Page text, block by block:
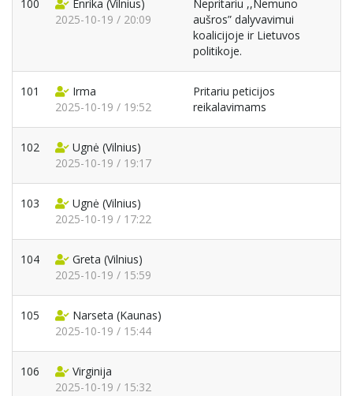
100 Enrika (Vilnius)
2025-10-19 / 20:09
Nepritariu ,,Nemuno
aušros” dalyvavimui
koalicijoje ir Lietuvos
politikoje.
101
Irma
2025-10-19 / 19:52
Pritariu peticijos
reikalavimams
102 Ugnė (Vilnius)
2025-10-19 / 19:17
103 Ugnė (Vilnius)
2025-10-19 / 17:22
104 Greta (Vilnius)
2025-10-19 / 15:59
105 Narseta (Kaunas)
2025-10-19 / 15:44
106
Virginija
2025-10-19 / 15:32